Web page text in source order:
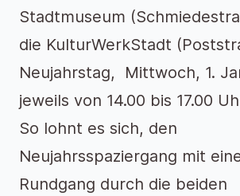
Stadtmuseum
die KulturWerkStadt
Neujahrstag, Mittwoch, 1.
jeweils von 14.00 bis 17.00
So lohnt es sich, den
Neujahrsspaziergang mit
Rundgang durch die beiden